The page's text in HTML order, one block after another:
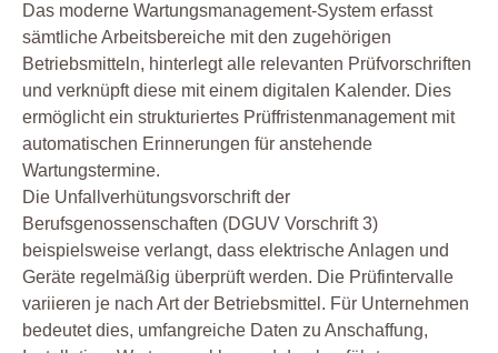
Das moderne Wartungsmanagement-System erfasst
sämtliche Arbeitsbereiche mit den zugehörigen
Betriebsmitteln, hinterlegt alle relevanten Prüfvorschriften
und verknüpft diese mit einem digitalen Kalender. Dies
ermöglicht ein strukturiertes Prüffristenmanagement mit
automatischen Erinnerungen für anstehende
Wartungstermine.
Die Unfallverhütungsvorschrift der
Berufsgenossenschaften (DGUV Vorschrift 3)
beispielsweise verlangt, dass elektrische Anlagen und
Geräte regelmäßig überprüft werden. Die Prüfintervalle
variieren je nach Art der Betriebsmittel. Für Unternehmen
bedeutet dies, umfangreiche Daten zu Anschaffung,